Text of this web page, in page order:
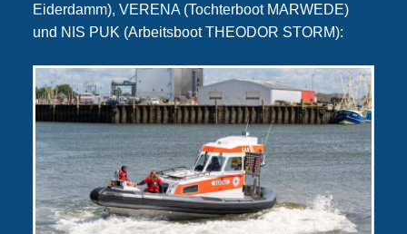
Eiderdamm), VERENA (Tochterboot MARWEDE)
und NIS PUK (Arbeitsboot THEODOR STORM):